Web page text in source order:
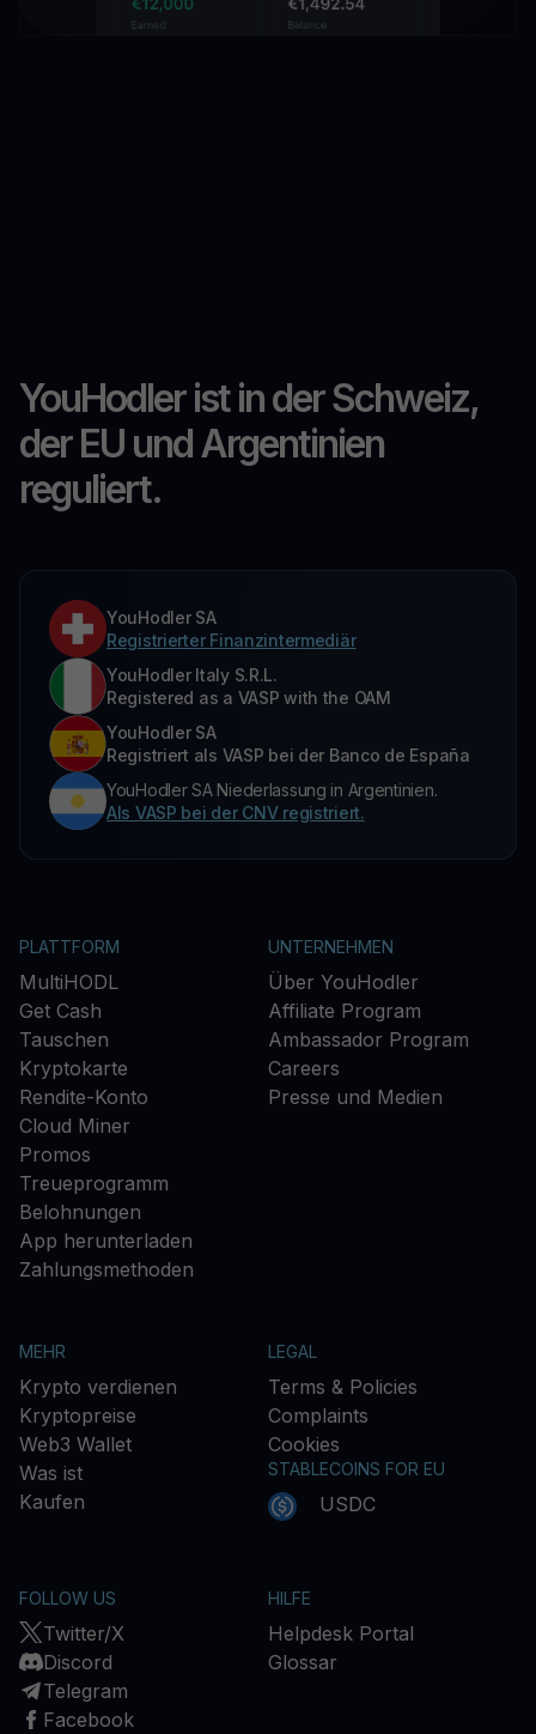
YouHodler ist in der Schweiz,
der EU und Argentinien
reguliert.
YouHodler SA
Registrierter Finanzintermediär
YouHodler Italy S.R.L.
Registered as a VASP with the OAM
YouHodler SA
Registriert als VASP bei der Banco de España
YouHodler SA Niederlassung in Argentinien.
Als VASP bei der CNV registriert.
PLATTFORM
MultiHODL
Get Cash
Tauschen
Kryptokarte
Rendite-Konto
Cloud Miner
Promos
Treueprogramm
Belohnungen
App herunterladen
Zahlungsmethoden
UNTERNEHMEN
Über YouHodler
Affiliate Program
Ambassador Program
Careers
Presse und Medien
MEHR
Krypto verdienen
Kryptopreise
Web3 Wallet
Was ist
Kaufen
LEGAL
Terms & Policies
Complaints
Cookies
STABLECOINS FOR EU
USDC
FOLLOW US
Twitter/X
Discord
Telegram
Facebook
HILFE
Helpdesk Portal
Glossar